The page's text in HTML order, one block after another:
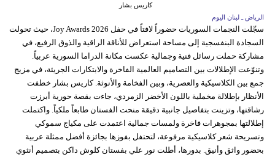
كاريس بشار
الرياض ـ لبنان اليوم
سجّلت النجمات السوريات حضوراً لافتاً في حفل Joy Awards 2026، حيث تحولت
السجادة البنفسجية إلى مساحة استعراض للأناقة الراقية والذوق الرفيع، في
مشاركة حملت رسائل فنية وجمالية عكست مكانة الدراما السورية عربياً.
وتنوّعت الإطلالات بين التصاميم العالمية الفاخرة والابتكارات الجريئة، في مزيج
جمع بين الكلاسيكية والعصرية، وبين الفخامة والأنوثة. كاريس بشار خطفت
الأنظار بإطلالة مخملية باللون الأخضر الزمردي، جاءت بقصة حورية أبرزت
رشاقتها، وتزينت بتفاصيل جانبية دقيقة منحت الفستان طابعاً ملكياً. واكتملت
إطلالتها بمجوهرات فاخرة ولمسات جمالية اعتمدت على مكياج سموكي
وتسريحة شعر كلاسيكية مرفوعة، لتحتفل بفوزها بجائزة أفضل ممثلة عربية
بحضور واثق وأنيق. بدورها، أطلت نور علي بفستان كلوش داكن بتصميم أنثوي